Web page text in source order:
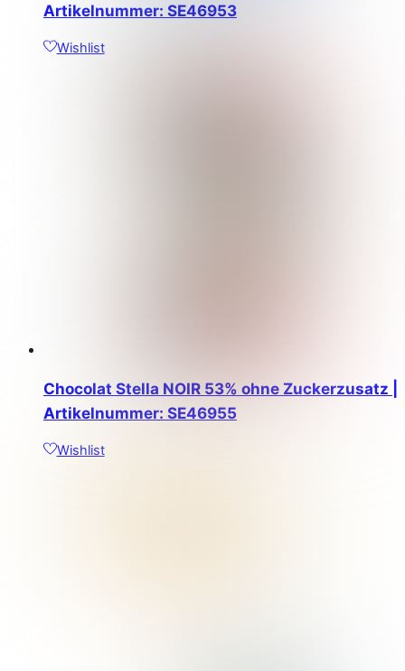
Artikelnummer: SE46953
Wishlist
Chocolat Stella NOIR 53% ohne Zuckerzusatz |
Artikelnummer: SE46955
Wishlist